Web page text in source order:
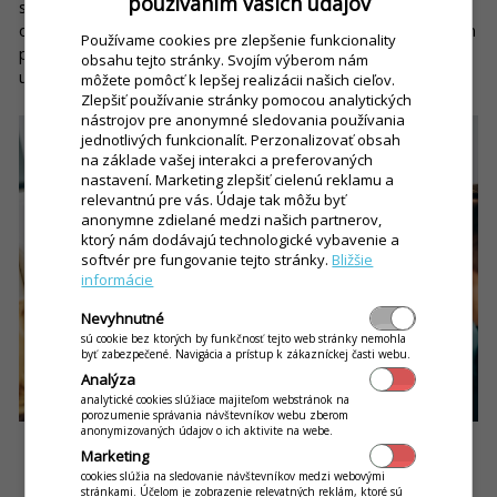
suma objednávky čo najvyššia. A tu telefonické preberanie
objednávky zlyháva najviac. Operátor objednávku väčšinou len
preberie, nemá čas byť obchodníkom. Ale toto môže systém
urobiť za vás.
On-line marketing je najefektívnejšia a najlacnejšia cesta
získavania nových zákazníkov
Používame cookies pre zlepšenie funkcionality
obsahu tejto stránky. Svojím výberom nám
môžete pomôcť k lepšej realizácii našich cieľov.
Zlepšiť používanie stránky pomocou analytických
nástrojov pre anonymné sledovania používania
jednotlivých funkcionalít. Perzonalizovať obsah
na základe vašej interakci a preferovaných
nastavení. Marketing zlepšiť cielenú reklamu a
relevantnú pre vás. Údaje tak môžu byť
anonymne zdielané medzi našich partnerov,
ktorý nám dodávajú technologické vybavenie a
softvér pre fungovanie tejto stránky.Bližšie
informácie
Nevyhnutné
sú cookie bez ktorých by funkčnosť tejto web stránky nemohla
byť zabezpečené. Navigácia a prístup k zákazníckej časti webu.
Analýza
analytické cookies slúžiace majiteľom webstránok na
porozumenie správania návštevníkov webu zberom
anonymizovaných údajov o ich aktivite na webe.
Marketing
cookies slúžia na sledovanie návštevníkov medzi webovými
stránkami. Účelom je zobrazenie relevatných reklám, ktoré sú